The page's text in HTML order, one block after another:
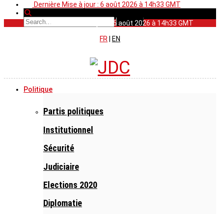
Dernière Mise à jour : 6 août 2026 à 14h33 GMT
Dernière Mise à jour : 6 août 2026 à 14h33 GMT
FR
EN
Politique
Partis politiques
Institutionnel
Sécurité
Judiciaire
Elections 2020
Diplomatie